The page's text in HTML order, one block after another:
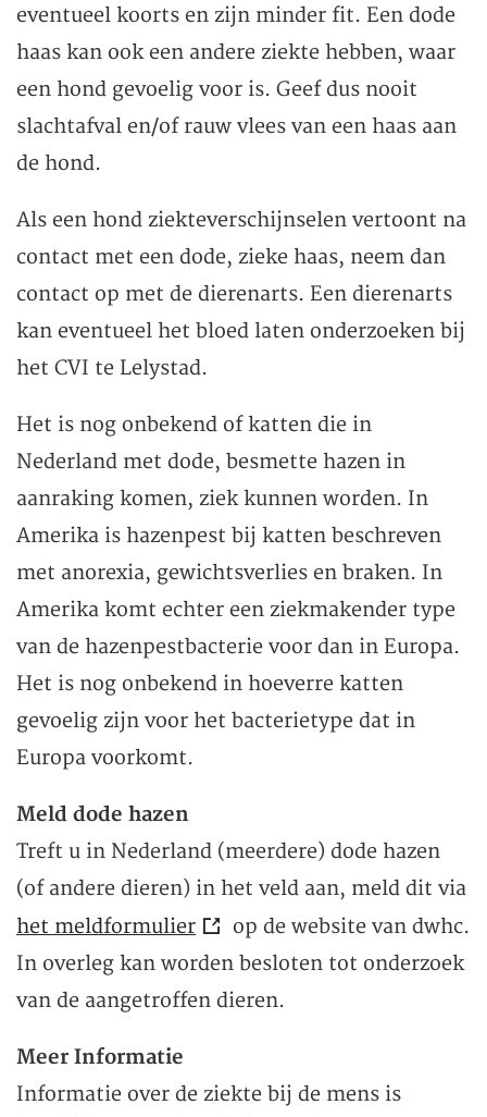
eventueel koorts en zijn minder fit. Een dode
haas kan ook een andere ziekte hebben, waar
een hond gevoelig voor is. Geef dus nooit
slachtafval en/of rauw vlees van een haas aan
de hond.
Als een hond ziekteverschijnselen vertoont na
contact met een dode, zieke haas, neem dan
contact op met de dierenarts. Een dierenarts
kan eventueel het bloed laten onderzoeken bij
het CVI te Lelystad.
Het is nog onbekend of katten die in
Nederland met dode, besmette hazen in
aanraking komen, ziek kunnen worden. In
Amerika is hazenpest bij katten beschreven
met anorexia, gewichtsverlies en braken. In
Amerika komt echter een ziekmakender type
van de hazenpestbacterie voor dan in Europa.
Het is nog onbekend in hoeverre katten
gevoelig zijn voor het bacterietype dat in
Europa voorkomt.
Meld dode hazen
Treft u in Nederland (meerdere) dode hazen
(of andere dieren) in het veld aan, meld dit via
het meldformulier
op de website van dwhc.
In overleg kan worden besloten tot onderzoek
van de aangetroffen dieren.
Meer Informatie
Informatie over de ziekte bij de mens is